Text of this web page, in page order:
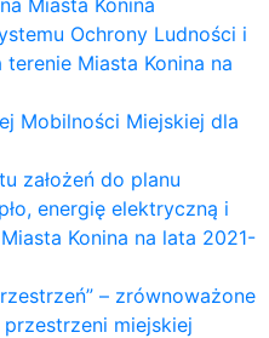
Ochrony Ludności i
Miasta Konina na
Mobilności Miejskiej dla
założeń do planu
energię elektryczną i
Konina na lata 2021-
– zrównoważone
miejskiej